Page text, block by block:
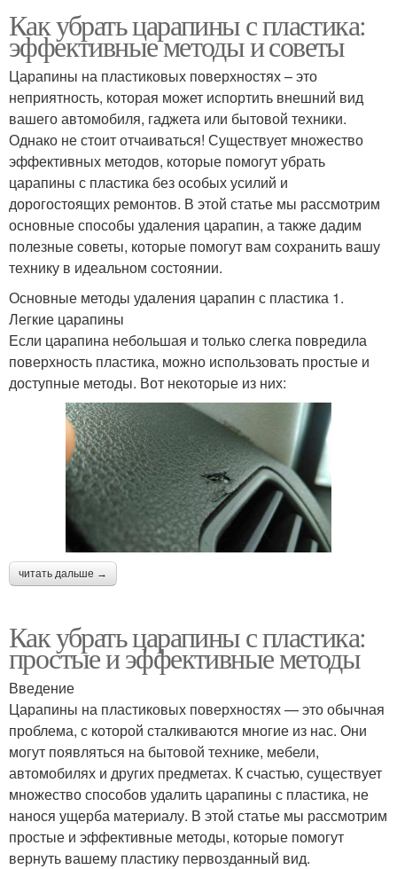
Как убрать царапины с пластика:
эффективные методы и советы
Царапины на пластиковых поверхностях – это
неприятность, которая может испортить внешний вид
вашего автомобиля, гаджета или бытовой техники.
Однако не стоит отчаиваться! Существует множество
эффективных методов, которые помогут убрать
царапины с пластика без особых усилий и
дорогостоящих ремонтов. В этой статье мы рассмотрим
основные способы удаления царапин, а также дадим
полезные советы, которые помогут вам сохранить вашу
технику в идеальном состоянии.
Основные методы удаления царапин с пластика 1.
Легкие царапины
Если царапина небольшая и только слегка повредила
поверхность пластика, можно использовать простые и
доступные методы. Вот некоторые из них:
читать дальше →
Как убрать царапины с пластика:
простые и эффективные методы
Введение
Царапины на пластиковых поверхностях — это обычная
проблема, с которой сталкиваются многие из нас. Они
могут появляться на бытовой технике, мебели,
автомобилях и других предметах. К счастью, существует
множество способов удалить царапины с пластика, не
нанося ущерба материалу. В этой статье мы рассмотрим
простые и эффективные методы, которые помогут
вернуть вашему пластику первозданный вид.